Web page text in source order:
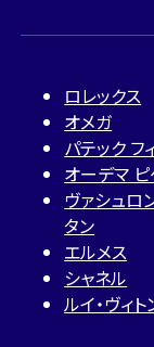
ロレックス
オメガ
パテック フ
オーデマ
ヴァシュロ
タン
エルメス
シャネル
ルイ・ヴィト